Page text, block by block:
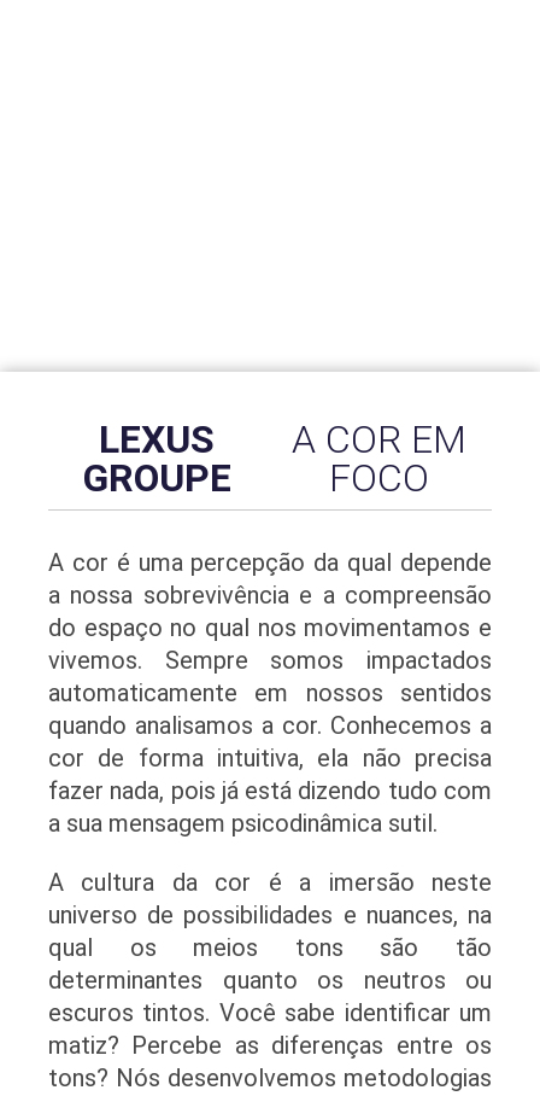
LEXUS
GROUPE
A COR EM
FOCO
A cor é uma percepção da qual depende
a nossa sobrevivência e a compreensão
do espaço no qual nos movimentamos e
vivemos. Sempre somos impactados
automaticamente em nossos sentidos
quando analisamos a cor. Conhecemos a
cor de forma intuitiva, ela não precisa
fazer nada, pois já está dizendo tudo com
a sua mensagem psicodinâmica sutil.
A cultura da cor é a imersão neste
universo de possibilidades e nuances, na
qual os meios tons são tão
determinantes quanto os neutros ou
escuros tintos. Você sabe identificar um
matiz? Percebe as diferenças entre os
tons? Nós desenvolvemos metodologias